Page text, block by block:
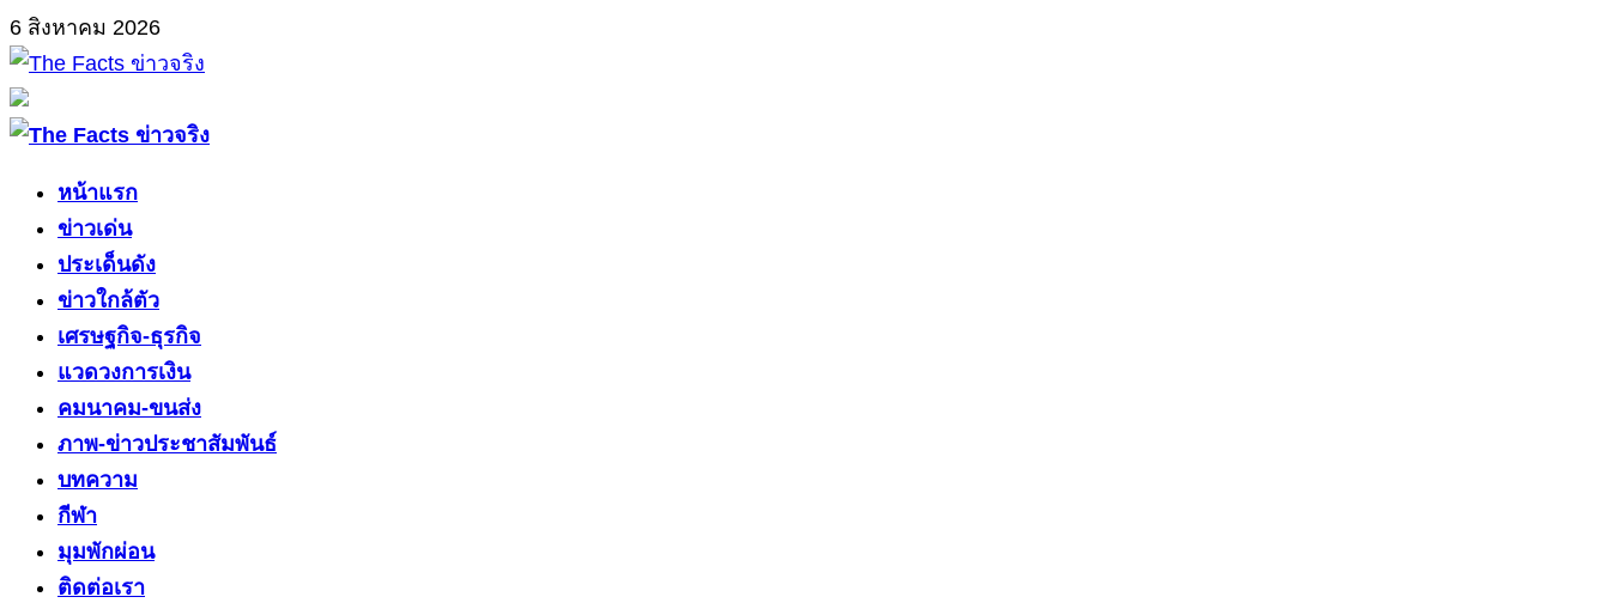
Skip
to
content
6 สิงหาคม 2026
Primary
หน้าแรก
ข่าวเด่น
ประเด็นดัง
ข่าวใกล้ตัว
เศรษฐกิจ-ธุรกิจ
แวดวงการเงิน
คมนาคม-ขนส่ง
ภาพ-ข่าวประชาสัมพันธ์
บทความ
กีฬา
มุมพักผ่อน
ติดต่อเรา